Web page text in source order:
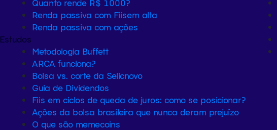
Quanto rende R$ 1000?
Renda passiva com Fiisem alta
Renda passiva com ações
Estudos
Metodologia Buffett
ARCA funciona?
Bolsa vs. corte da Selicnovo
Guia de Dividendos
Fiis em ciclos de queda de juros: como se posicionar?
Ações da bolsa brasileira que nunca deram prejuízo
O que são memecoins